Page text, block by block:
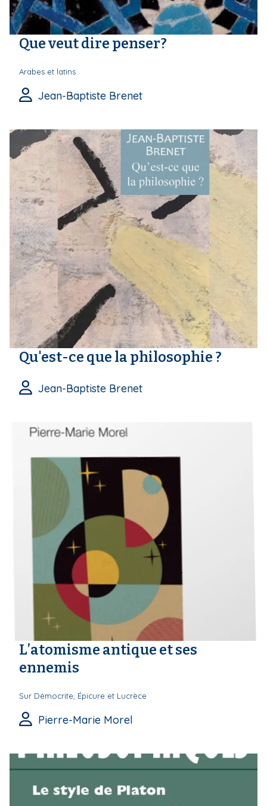
Que veut dire penser?
Arabes et latins
Jean-Baptiste Brenet
Qu'est-ce que la philosophie ?
Jean-Baptiste Brenet
L’atomisme antique et ses
ennemis
Sur Démocrite, Épicure et Lucrèce
Pierre-Marie Morel